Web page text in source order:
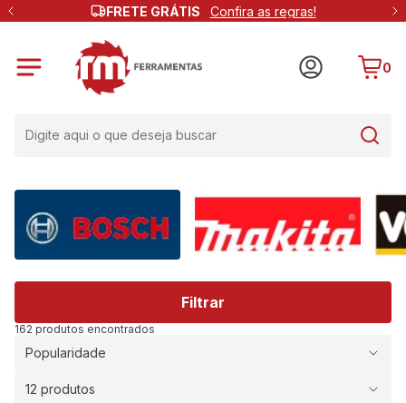
FRETE GRÁTIS Confira as regras!
0
Filtrar
162 produtos encontrados
Popularidade
12 produtos